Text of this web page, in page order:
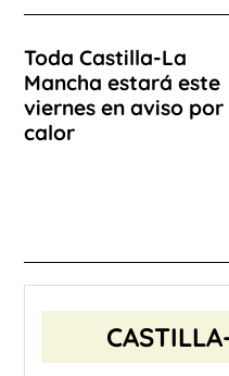
Toda Castilla-La
Mancha estará este
viernes en aviso por
calor